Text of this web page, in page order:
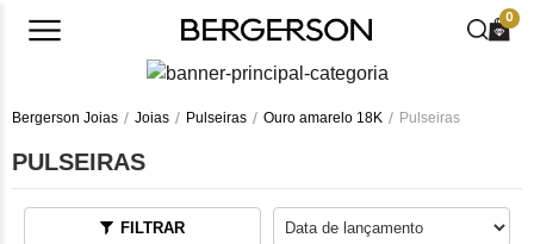
0
Bergerson Joias Joias Pulseiras Ouro amarelo 18K Pulseiras
PULSEIRAS
FILTRAR